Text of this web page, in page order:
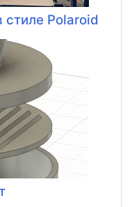
стиле Polaroid